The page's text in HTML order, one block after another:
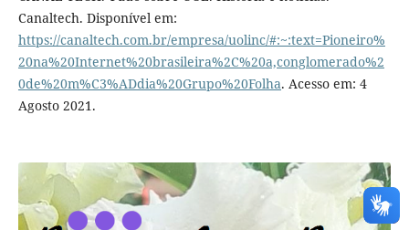
Canaltech. Disponível em:
https://canaltech.com.br/empresa/uolinc/#:~:text=Pioneiro%
20na%20Internet%20brasileira%2C%20a,conglomerado%2
0de%20m%C3%ADdia%20Grupo%20Folha. Acesso em: 4
Agosto 2021.